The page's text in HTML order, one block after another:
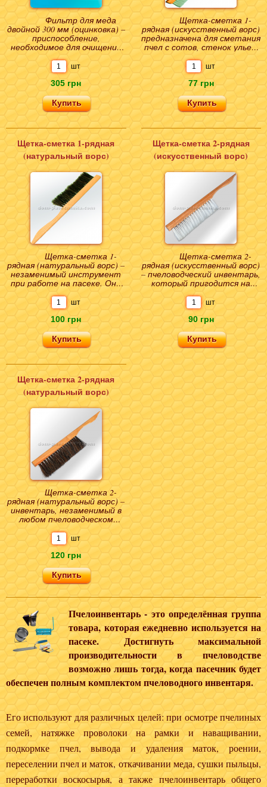
шт
305 грн
Фильтр для меда
двойной 300 мм (оцинковка) –
приспособление,
необходимое для очищения
получаемой массы от
различных посторонних
част..
шт
77 грн
Щетка-сметка 1-
рядная (искусственный ворс)
предназначена для сметания
пчел с сотов, стенок ульев.
Инструмент отличают
удобство, прак..
шт
100 грн
Щетка-сметка 1-рядная
(натуральный ворс)
Щетка-сметка 1-
рядная (натуральный ворс) –
незаменимый инструмент
при работе на пасеке. Она
требуется при осмотре
пчел, уборке в уль.. шт
90 грн
Щетка-сметка 2-рядная
(искусственный ворс)
Щетка-сметка 2-
рядная (искусственный ворс)
– пчеловодческий инвентарь,
который пригодится на
любой пасеке.
Приспособление предназнач..
шт
120 грн
Щетка-сметка 2-рядная
(натуральный ворс)
Щетка-сметка 2-
рядная (натуральный ворс) –
инвентарь, незаменимый в
любом пчеловодческом
хозяйстве. Без этого
приспособления довольн..
Пчелоинвентарь - это определённая группа
товара, которая ежедневно используется на
пасеке. Достигнуть максимальной
производительности в пчеловодстве
возможно лишь тогда, когда пасечник будет
обеспечен полным комплектом пчеловодного инвентаря.
Его используют для различных целей: при осмотре пчелиных
семей, натяжке проволоки на рамки и наващивании,
подкормке пчел, вывода и удаления маток, роении,
переселении пчел и маток, откачивании меда, сушки пыльцы,
переработки воскосырья, а также пчелоинвентарь общего